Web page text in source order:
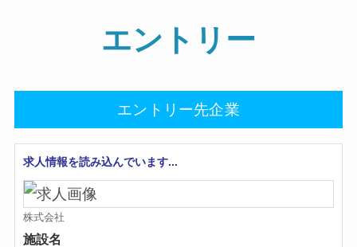
エントリー
エントリー先企業
求人情報を読み込んでいます...
株式会社
施設名